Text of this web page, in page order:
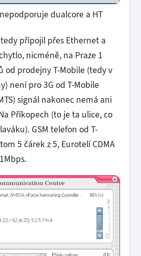
dualcore a HT
připojil přes Ethernet a
nicméně, na Praze 1
od prodejny T-Mobile (tedy v
není pro 3G od T-Mobile
signál nakonec nemá ani
Příkopech (to je ta ulice, co
GSM telefon od T-
5 čárek z 5, Eurotelí CDMA